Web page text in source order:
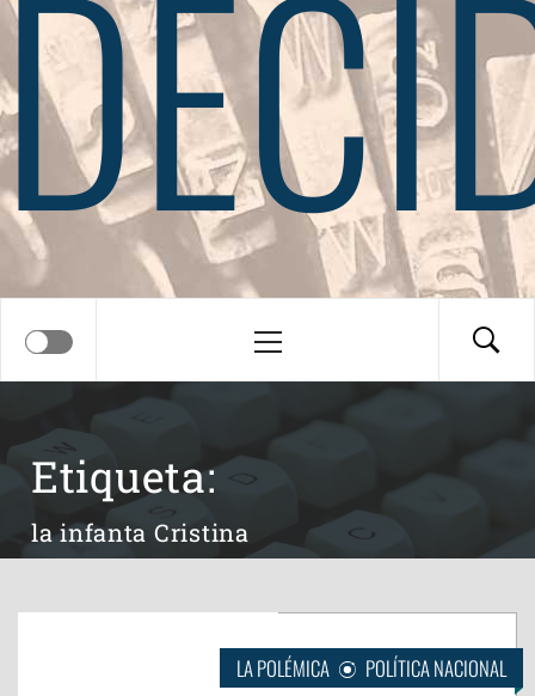
principal
Etiqueta:
la infanta Cristina
LA POLÉMICA POLÍTICA NACIONAL